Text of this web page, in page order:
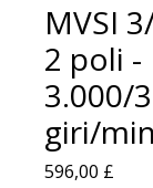
MVSI
2 poli -
3.000/
giri/min
596,00 £